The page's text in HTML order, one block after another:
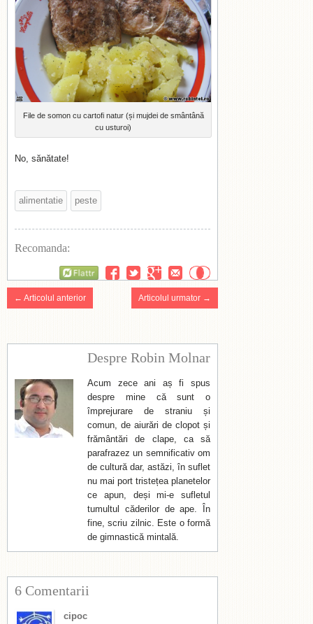
File de somon cu cartofi natur (și mujdei de smântână
cu usturoi)
No, sănătate!
alimentatie peste
Recomanda:
← Articolul anterior Articolul urmator →
Despre Robin Molnar
Acum zece ani aș fi spus
despre mine că sunt o
împrejurare de straniu și
comun, de aiurări de clopot și
frământări de clape, ca să
parafrazez un semnificativ om
de cultură dar, astăzi, în suflet
nu mai port tristețea planetelor
ce apun, deși mi-e sufletul
tumultul căderilor de ape. În
fine, scriu zilnic. Este o formă
de gimnastică mintală.
6 Comentarii
cipoc